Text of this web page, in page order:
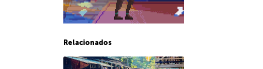
Relacionados